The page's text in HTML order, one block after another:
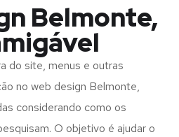
Belmonte,
do site, menus e outras
no web design Belmonte,
considerando como os
O objetivo é ajudar o